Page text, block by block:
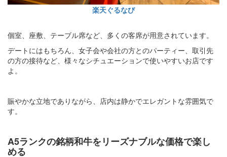
楽天ぐるなび
個室、座敷、テーブル席など、多くの客席が用意されています。
デートにはもちろん、女子会や会社の方とのパーティー、取引先
の方の接待など、様々なシチュエーションで使いやすいお店です
よ。
賑やかな立地でありながら、店内は静かでエレガントな雰囲気で
す。
A5ランクの銘柄和牛をリーズナブルな価格で楽し
める